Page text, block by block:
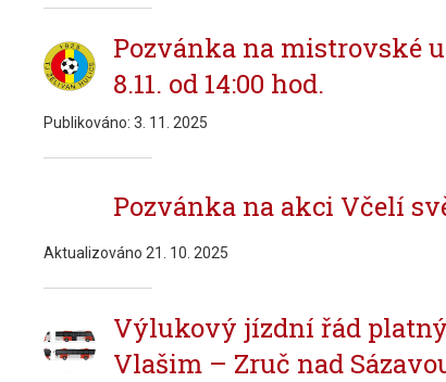
Pozvánka na mistrovské
8.11. od 14:00 hod.
Publikováno: 3. 11. 2025
Pozvánka na akci Včelí
Aktualizováno 21. 10. 2025
Výlukový jízdní řád platný
Vlašim – Zruč nad